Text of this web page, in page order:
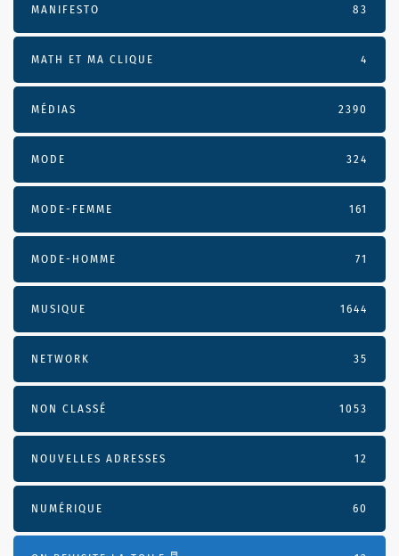
MANIFESTO 83
MATH ET MA CLIQUE 4
MÉDIAS 2390
MODE 324
MODE-FEMME 161
MODE-HOMME 71
MUSIQUE 1644
NETWORK 35
NON CLASSÉ 1053
NOUVELLES ADRESSES 12
NUMÉRIQUE 60